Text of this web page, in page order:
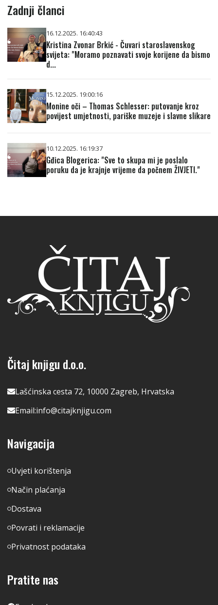
Zadnji članci
16.12.2025. 16:40:43
Kristina Zvonar Brkić - Čuvari staroslavenskog
svijeta: "Moramo poznavati svoje korijene da bismo
d...
15.12.2025. 19:00:16
Monine oči – Thomas Schlesser: putovanje kroz
povijest umjetnosti, pariške muzeje i slavne slikare
10.12.2025. 16:19:37
Gđica Blogerica: "Sve to skupa mi je poslalo
poruku da je krajnje vrijeme da počnem ŽIVJETI."
Čitaj knjigu d.o.o.
Lašćinska cesta 72, 10000 Zagreb, Hrvatska
Email:info@citajknjigu.com
Navigacija
Uvjeti korištenja
Način plaćanja
Dostava
Povrati i reklamacije
Privatnost podataka
Pratite nas